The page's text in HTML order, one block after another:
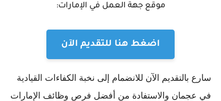
موقع جهة العمل في الإمارات:
اضغط هنا للتقديم الآن
سارع بالتقديم الآن للانضمام إلى نخبة الكفاءات القيادية
في عجمان والاستفادة من أفضل فرص وظائف الإمارات